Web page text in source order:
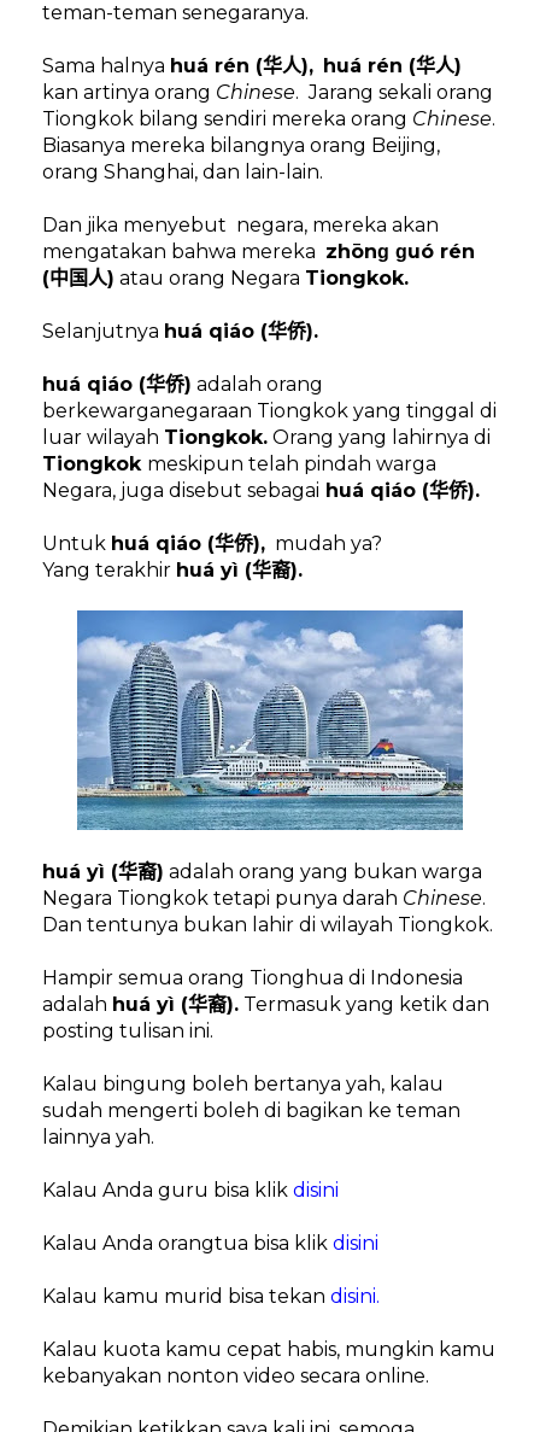
teman-teman senegaranya.
Sama halnya huá rén (华人), huá rén (华人)
kan artinya orang Chinese. Jarang sekali orang
Tiongkok bilang sendiri mereka orang Chinese.
Biasanya mereka bilangnya orang Beijing,
orang Shanghai, dan lain-lain.
Dan jika menyebut negara, mereka akan
mengatakan bahwa mereka zhōnɡ ɡuó rén
(中国人) atau orang Negara Tiongkok.
Selanjutnya huá qiáo (华侨).
huá qiáo (华侨) adalah orang
berkewarganegaraan Tiongkok yang tinggal di
luar wilayah Tiongkok. Orang yang lahirnya di
Tiongkok meskipun telah pindah warga
Negara, juga disebut sebagai huá qiáo (华侨).
Untuk huá qiáo (华侨), mudah ya?
Yang terakhir huá yì (华裔).
huá yì (华裔) adalah orang yang bukan warga
Negara Tiongkok tetapi punya darah Chinese.
Dan tentunya bukan lahir di wilayah Tiongkok.
Hampir semua orang Tionghua di Indonesia
adalah huá yì (华裔). Termasuk yang ketik dan
posting tulisan ini.
Kalau bingung boleh bertanya yah, kalau
sudah mengerti boleh di bagikan ke teman
lainnya yah.
Kalau Anda guru bisa klik disini
Kalau Anda orangtua bisa klik disini
Kalau kamu murid bisa tekan disini.
Kalau kuota kamu cepat habis, mungkin kamu
kebanyakan nonton video secara online.